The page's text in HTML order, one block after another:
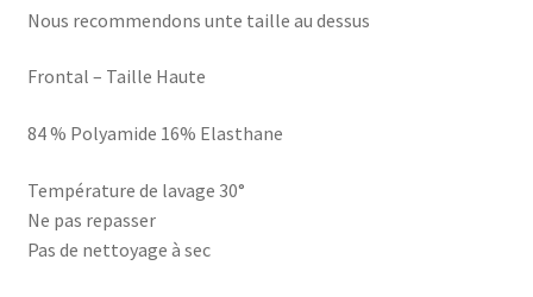
Nous recommendons unte taille au dessus
Frontal – Taille Haute
84 % Polyamide 16% Elasthane
Température de lavage 30°
Ne pas repasser
Pas de nettoyage à sec